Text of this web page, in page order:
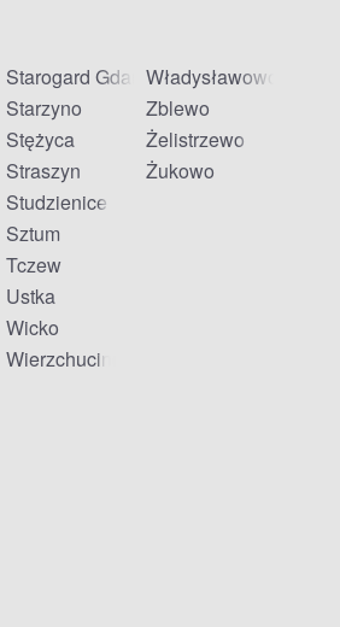
Starogard Gdański
Starzyno
Stężyca
Straszyn
Studzienice
Sztum
Tczew
Ustka
Wicko
Wierzchucino
Władysławowo
Zblewo
Żelistrzewo
Żukowo